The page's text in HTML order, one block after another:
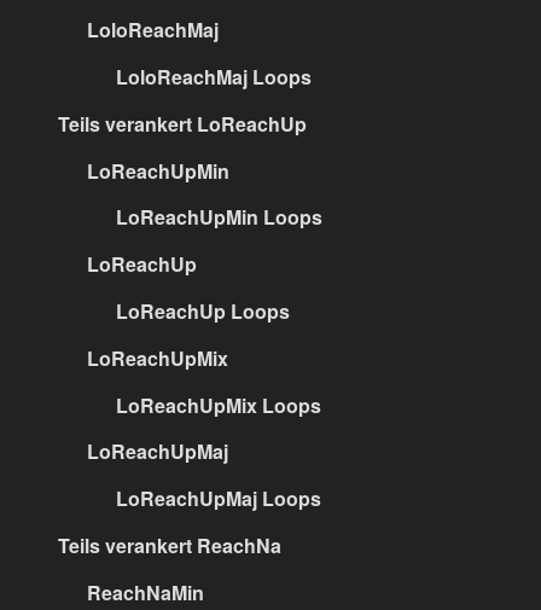
LoloReachMaj
LoloReachMaj Loops
Teils verankert LoReachUp
LoReachUpMin
LoReachUpMin Loops
LoReachUp
LoReachUp Loops
LoReachUpMix
LoReachUpMix Loops
LoReachUpMaj
LoReachUpMaj Loops
Teils verankert ReachNa
ReachNaMin